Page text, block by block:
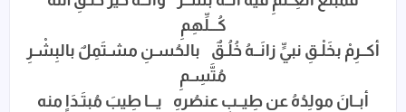
كُـــلِّهِمِ
أكــرِمْ بخَلْـقِ نبيٍّ زانَــهُ خُلُـقٌ بالحُسـنِ مشـتَمِلٌ بالبِشْـرِ
مُتَّسِـمِ
أبــانَ مولِدُهُ عن طِيــبِ عنصُرِهِ يـــا طِيبَ مُبتَـدَاٍ منه